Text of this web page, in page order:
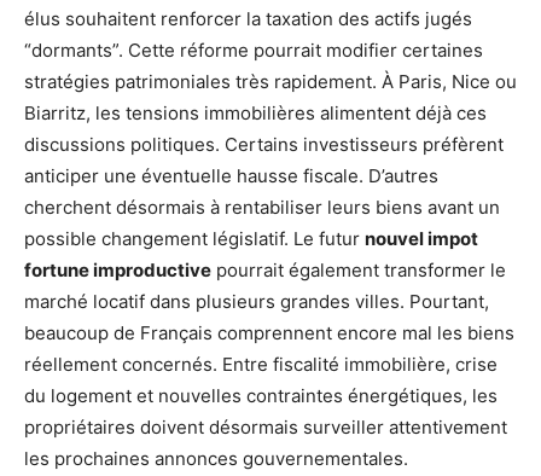
élus souhaitent renforcer la taxation des actifs jugés
“dormants”. Cette réforme pourrait modifier certaines
stratégies patrimoniales très rapidement. À Paris, Nice ou
Biarritz, les tensions immobilières alimentent déjà ces
discussions politiques. Certains investisseurs préfèrent
anticiper une éventuelle hausse fiscale. D’autres
cherchent désormais à rentabiliser leurs biens avant un
possible changement législatif. Le futur nouvel impot
fortune improductive pourrait également transformer le
marché locatif dans plusieurs grandes villes. Pourtant,
beaucoup de Français comprennent encore mal les biens
réellement concernés. Entre fiscalité immobilière, crise
du logement et nouvelles contraintes énergétiques, les
propriétaires doivent désormais surveiller attentivement
les prochaines annonces gouvernementales.